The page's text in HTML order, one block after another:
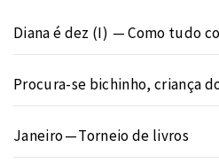
Diana é dez (I) — Como tudo
Procura-se bichinho, criança
Janeiro — Torneio de livros